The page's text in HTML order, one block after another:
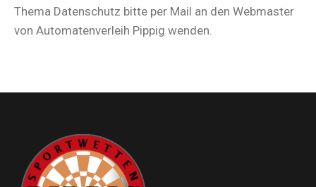
Thema Datenschutz bitte per Mail an den Webmaster
von Automatenverleih Pippig wenden.